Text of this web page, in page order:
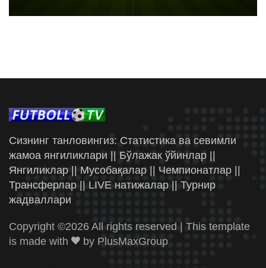
Сизнинг танловингиз: Статистика ва севимли
жамоа янгиликлари || Бўлажак ўйинлар ||
Янгиликлар || Мусобақалар || Чемпионатлар ||
Трансферлар || LIVE натижалар || Турнир
жадваллари
Copyright ©2026 All rights reserved | This template
is made with
by PlusMaxGroup